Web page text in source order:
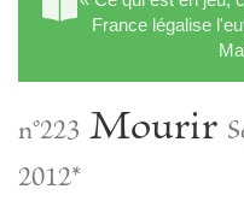
France légalise
n°223 Mourir
2012*